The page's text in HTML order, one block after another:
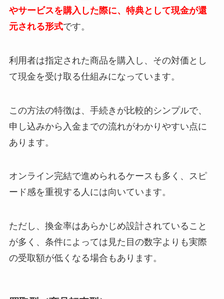
やサービスを購入した際に、特典として現金が還
元される形式です。
利用者は指定された商品を購入し、その対価とし
て現金を受け取る仕組みになっています。
この方法の特徴は、手続きが比較的シンプルで、
申し込みから入金までの流れがわかりやすい点に
あります。
オンライン完結で進められるケースも多く、スピ
ード感を重視する人には向いています。
ただし、換金率はあらかじめ設計されていること
が多く、条件によっては見た目の数字よりも実際
の受取額が低くなる場合もあります。